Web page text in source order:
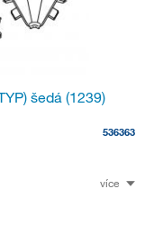
šedá (1239)
536363
více